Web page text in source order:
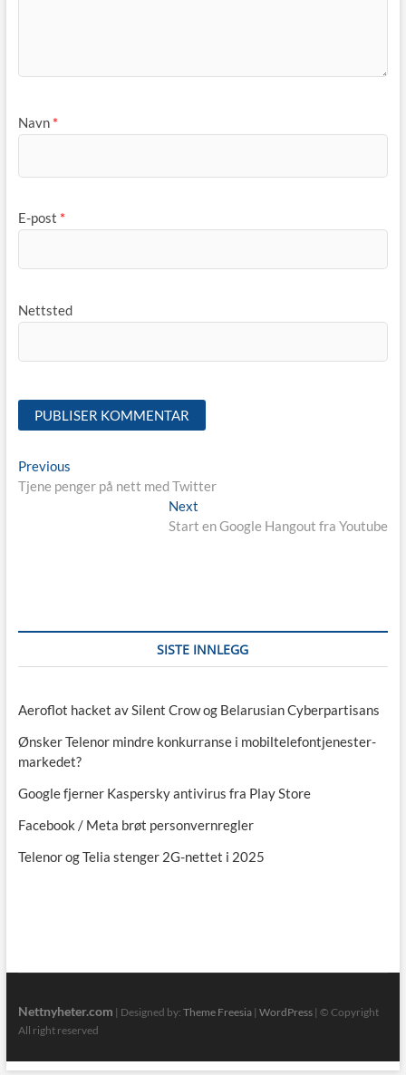
Navn *
E-post *
Nettsted
Innleggsnavigasjon
PreviousPrevious
post:
Tjene penger på nett med Twitter
Next
post:
Start en Google Hangout fra Youtube
SISTE INNLEGG
Aeroflot hacket av Silent Crow og Belarusian Cyberpartisans
Ønsker Telenor mindre konkurranse i mobiltelefontjenester-
markedet?
Google fjerner Kaspersky antivirus fra Play Store
Facebook / Meta brøt personvernregler
Telenor og Telia stenger 2G-nettet i 2025
Nettnyheter.com | Designed by: Theme Freesia| WordPress| © Copyright
All right reserved